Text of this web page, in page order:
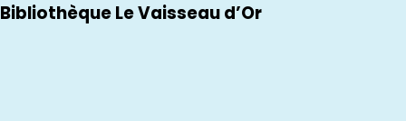
Bibliothèque Le Vaisseau d’Or